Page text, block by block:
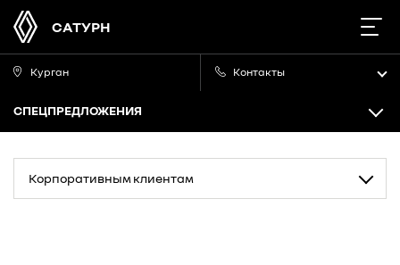
САТУРН
Курган Контакты
СПЕЦПРЕДЛОЖЕНИЯ
Корпоративным клиентам